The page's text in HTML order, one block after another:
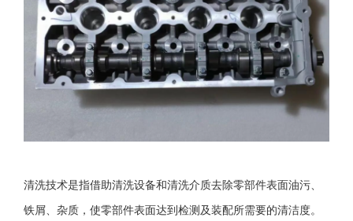
清洗技术是指借助清洗设备和清洗介质去除零部件表面油污、
铁屑、杂质，使零部件表面达到检测及装配所需要的清洁度。